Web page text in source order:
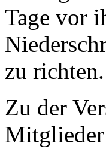
Tage vor
zu richten.
Zu der
Mitglieder